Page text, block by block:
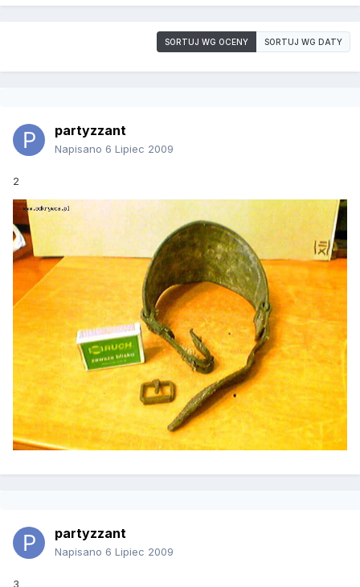
SORTUJ WG OCENY SORTUJ WG DATY
partyzzant
Napisano 6 Lipiec 2009
2
partyzzant
Napisano 6 Lipiec 2009
3